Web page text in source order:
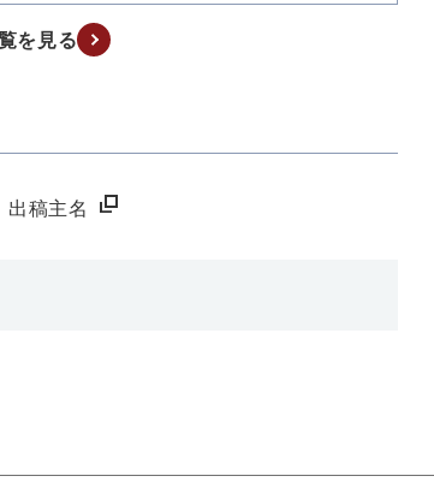
を見る
出稿主名